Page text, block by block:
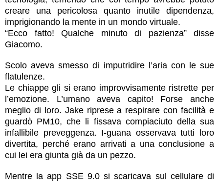
creare una pericolosa quanto inutile dipendenza,
imprigionando la mente in un mondo virtuale.
“Ecco fatto! Qualche minuto di pazienza” disse
Giacomo.
Scolo aveva smesso di imputridire l’aria con le sue
flatulenze.
Le chiappe gli si erano improvvisamente ristrette per
l’emozione. L’umano aveva capito! Forse anche
meglio di loro. Jake riprese a respirare con facilità e
guardò PM10, che li fissava compiaciuto della sua
infallibile preveggenza. I-guana osservava tutti loro
divertita, perché erano arrivati a una conclusione a
cui lei era giunta già da un pezzo.
Mentre la app SSE 9.0 si scaricava sul cellulare di